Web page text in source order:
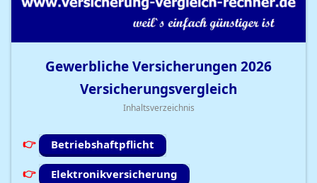
Gewerbliche Versicherungen 2026
Versicherungsvergleich
Inhaltsverzeichnis
Betriebshaftpflicht
Elektronikversicherung